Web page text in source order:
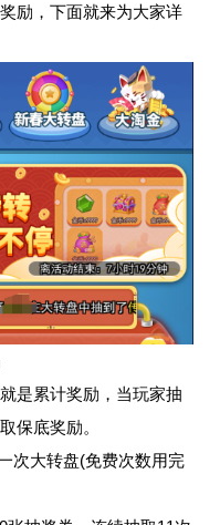
励，下面就来为大家详
是累计奖励，当玩家抽
保底奖励。
次大转盘(免费次数用完